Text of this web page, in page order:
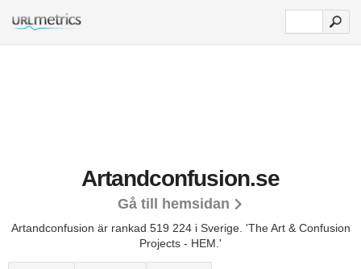
Artandconfusion.se
Gå till hemsidan
Artandconfusion är rankad 519 224 i Sverige. 'The Art & Confusion
Projects - HEM.'